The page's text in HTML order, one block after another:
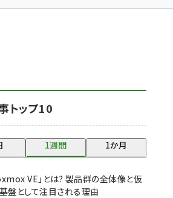
drupal (1940)
genai (1473)
ai crunch (1347)
トップ10
1週間 1か月
VE」とは? 製品群の全体像と仮
盤として注目される理由